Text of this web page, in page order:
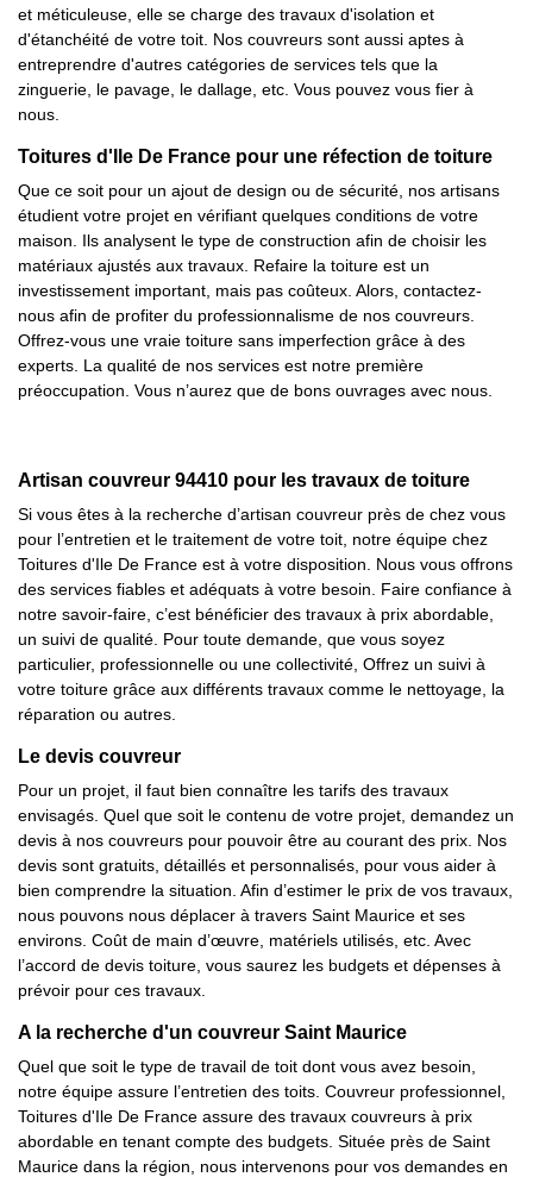
et méticuleuse, elle se charge des travaux d'isolation et
d'étanchéité de votre toit. Nos couvreurs sont aussi aptes à
entreprendre d'autres catégories de services tels que la
zinguerie, le pavage, le dallage, etc. Vous pouvez vous fier à
nous.
Toitures d'Ile De France pour une réfection de toiture
Que ce soit pour un ajout de design ou de sécurité, nos artisans
étudient votre projet en vérifiant quelques conditions de votre
maison. Ils analysent le type de construction afin de choisir les
matériaux ajustés aux travaux. Refaire la toiture est un
investissement important, mais pas coûteux. Alors, contactez-
nous afin de profiter du professionnalisme de nos couvreurs.
Offrez-vous une vraie toiture sans imperfection grâce à des
experts. La qualité de nos services est notre première
préoccupation. Vous n’aurez que de bons ouvrages avec nous.
Artisan couvreur 94410 pour les travaux de toiture
Si vous êtes à la recherche d’artisan couvreur près de chez vous
pour l’entretien et le traitement de votre toit, notre équipe chez
Toitures d'Ile De France est à votre disposition. Nous vous offrons
des services fiables et adéquats à votre besoin. Faire confiance à
notre savoir-faire, c’est bénéficier des travaux à prix abordable,
un suivi de qualité. Pour toute demande, que vous soyez
particulier, professionnelle ou une collectivité, Offrez un suivi à
votre toiture grâce aux différents travaux comme le nettoyage, la
réparation ou autres.
Le devis couvreur
Pour un projet, il faut bien connaître les tarifs des travaux
envisagés. Quel que soit le contenu de votre projet, demandez un
devis à nos couvreurs pour pouvoir être au courant des prix. Nos
devis sont gratuits, détaillés et personnalisés, pour vous aider à
bien comprendre la situation. Afin d’estimer le prix de vos travaux,
nous pouvons nous déplacer à travers Saint Maurice et ses
environs. Coût de main d’œuvre, matériels utilisés, etc. Avec
l’accord de devis toiture, vous saurez les budgets et dépenses à
prévoir pour ces travaux.
A la recherche d'un couvreur Saint Maurice
Quel que soit le type de travail de toit dont vous avez besoin,
notre équipe assure l’entretien des toits. Couvreur professionnel,
Toitures d'Ile De France assure des travaux couvreurs à prix
abordable en tenant compte des budgets. Située près de Saint
Maurice dans la région, nous intervenons pour vos demandes en